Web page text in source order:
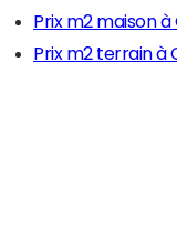
Prix m2 maison
Prix m2 terrain